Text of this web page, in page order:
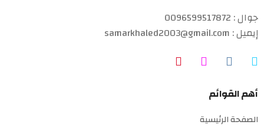
جوال : 0096599517872
إيميل : samarkhaled2003@gmail.com
أهم القوائم
الصفحة الرئيسية